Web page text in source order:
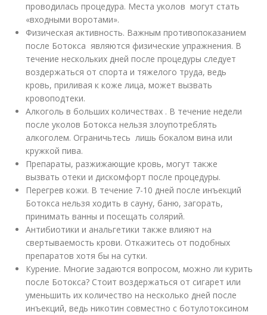
проводилась процедура. Места уколов могут стать
«входными воротами».
Физическая активность. Важным противопоказанием
после Ботокса являются физические упражнения. В
течение нескольких дней после процедуры следует
воздержаться от спорта и тяжелого труда, ведь
кровь, приливая к коже лица, может вызвать
кровоподтеки.
Алкоголь в больших количествах . В течение недели
после уколов Ботокса нельзя злоупотреблять
алкоголем. Ограничьтесь лишь бокалом вина или
кружкой пива.
Препараты, разжижающие кровь, могут также
вызвать отеки и дискомфорт после процедуры.
Перегрев кожи. В течение 7-10 дней после инъекций
Ботокса нельзя ходить в сауну, баню, загорать,
принимать ванны и посещать солярий.
Антибиотики и анальгетики также влияют на
свертываемость крови. Откажитесь от подобных
препаратов хотя бы на сутки.
Курение. Многие задаются вопросом, можно ли курить
после Ботокса? Стоит воздержаться от сигарет или
уменьшить их количество на несколько дней после
инъекций, ведь никотин совместно с ботулотоксином